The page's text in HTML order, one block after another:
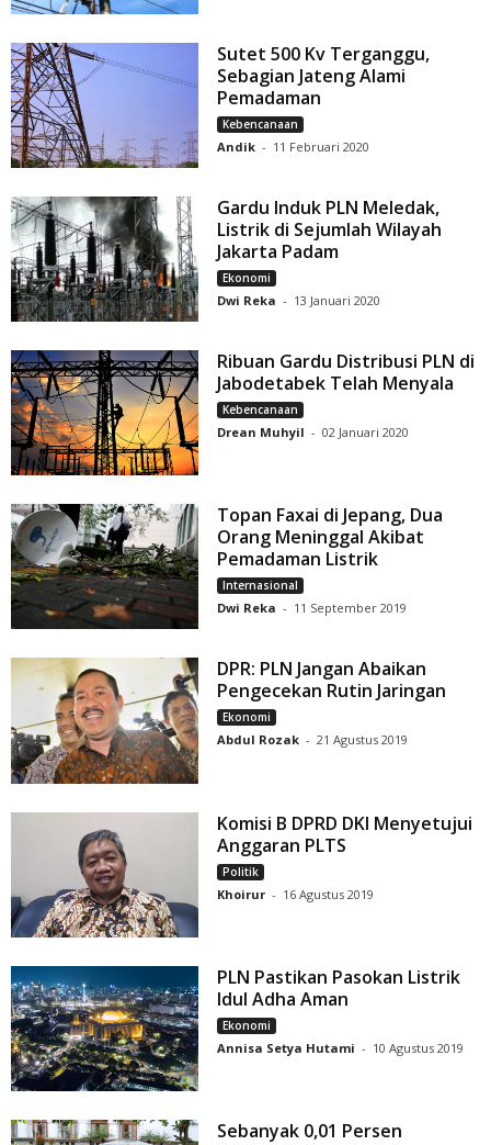
Sutet 500 Kv Terganggu,
Sebagian Jateng Alami
Pemadaman
Kebencanaan
Andik - 11 Februari 2020
Gardu Induk PLN Meledak,
Listrik di Sejumlah Wilayah
Jakarta Padam
Ekonomi
Dwi Reka - 13 Januari 2020
Ribuan Gardu Distribusi PLN di
Jabodetabek Telah Menyala
Kebencanaan
Drean Muhyil - 02 Januari 2020
Topan Faxai di Jepang, Dua
Orang Meninggal Akibat
Pemadaman Listrik
Internasional
Dwi Reka - 11 September 2019
DPR: PLN Jangan Abaikan
Pengecekan Rutin Jaringan
Ekonomi
Abdul Rozak - 21 Agustus 2019
Komisi B DPRD DKI Menyetujui
Anggaran PLTS
Politik
Khoirur - 16 Agustus 2019
PLN Pastikan Pasokan Listrik
Idul Adha Aman
Ekonomi
Annisa Setya Hutami - 10 Agustus 2019
Sebanyak 0,01 Persen